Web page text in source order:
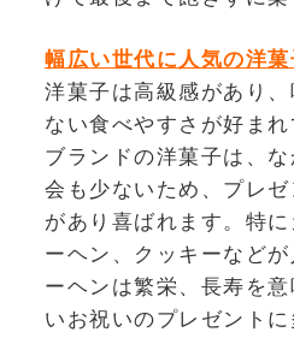
幅広い世代に人気の洋菓
洋菓子は高級感があり
ない食べやすさが好ま
ブランドの洋菓子は、
会も少ないため、プレ
があり喜ばれます。特
ーヘン、クッキーなど
ーヘンは繁栄、長寿を
いお祝いのプレゼント